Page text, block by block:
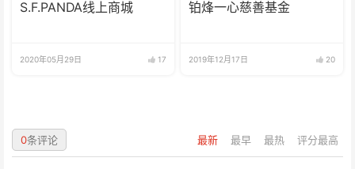
S.F.PANDA线上商城
2020年05月29日 17
铂烽一心慈善基金
2019年12月17日 20
最新 最早 最热 评分最高
0条评论